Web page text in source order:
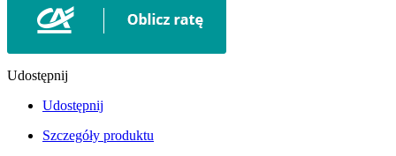
Udostępnij
Udostępnij
Szczegóły produktu